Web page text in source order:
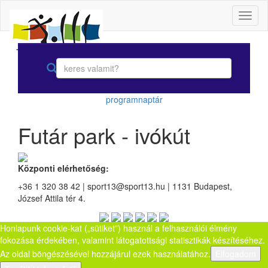
programnaptár
Futár park - ivókút
Központi elérhetőség:
+36 1 320 38 42 | sport13@sport13.hu | 1131 Budapest,
József Attila tér 4.
Honlapunk cookie-kat („sütiket”) használ a felhasználói élmény
fokozása érdekében, valamint látogatottsági statisztikák készítéséhez.
Az oldal böngészésével hozzájárul ezek használatához.